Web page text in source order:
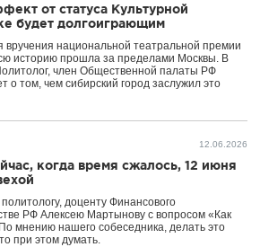
от статуса Культурной
будет долгоиграющим
национальной театральной премии
историю прошла за пределами Москвы. В
член Общественной палаты РФ
о том, чем сибирский город заслужил это
12.06.2026
когда время сжалось, 12 июня
доценту Финансового
РФ Алексею Мартынову с вопросом «Как
мнению нашего собеседника, делать это
при этом думать.